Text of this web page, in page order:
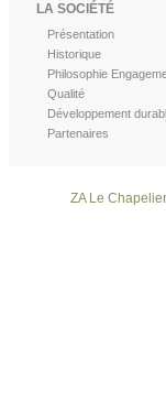
LA SOCIÉTÉ
Présentation
Historique
Philosophie
Qualité
Développement
Partenaires
ZA Le